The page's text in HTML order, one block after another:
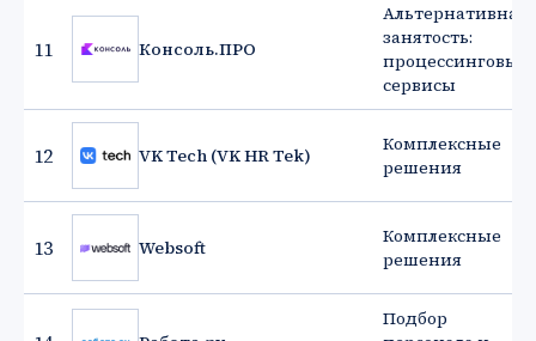
11 Консоль.ПРО
Альтернативная
занятость:
процессинговые
сервисы
12 VK Tech (VK HR Tek)
Комплексные
решения
13 Websoft
Комплексные
решения
Подбор